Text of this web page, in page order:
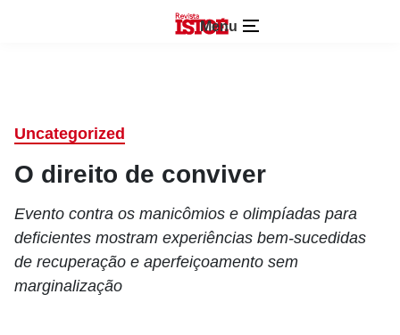
Menu
Uncategorized
O direito de conviver
Evento contra os manicômios e olimpíadas para
deficientes mostram experiências bem-sucedidas
de recuperação e aperfeiçoamento sem
marginalização